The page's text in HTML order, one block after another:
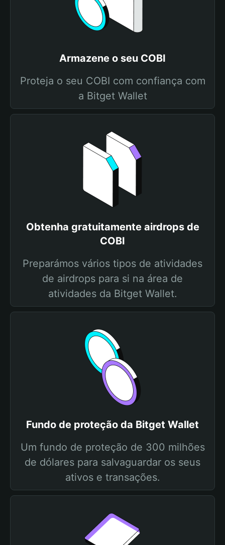
Armazene o seu COBI
Proteja o seu COBI com confiança com
a Bitget Wallet
Obtenha gratuitamente airdrops de
COBI
Preparámos vários tipos de atividades
de airdrops para si na área de
atividades da Bitget Wallet.
Fundo de proteção da Bitget Wallet
Um fundo de proteção de 300 milhões
de dólares para salvaguardar os seus
ativos e transações.